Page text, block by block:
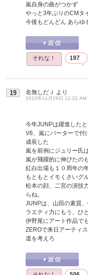
嵐自身の曲がつかず
やっと3年ぶりのCMタ
今後もどんどん あらゆ
それな！ 197
19 名無しだＪ より
2015年11月28日 12:22 AM
今年JUNPは躍進した
V6、嵐にバーターで付
成長した
嵐を前例にジュリー氏
嵐が飛躍的に伸びたの
紅白出場も１０周年の
もともとイモくさいグ
松本の顔、二宮の演技
らね。
JUNPは、山田の素質
ラエティ力にもう、ひ
伊野尾にアート作品で
ZEROで来日アーティ
道を考えろ